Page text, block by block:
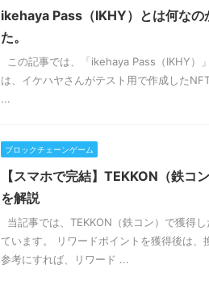
ikehaya Pass（IKHY）とは何なの
た。
この記事では、「ikehaya Pass（IKHY）
は、イケハヤさんがテスト用で作成した
...
ブロックチェーンゲーム
【スマホで完結】TEKKON（鉄コ
を解説
当記事では、TEKKON（鉄コン）で獲得
ています。 リワードポイントを獲得後は
参考にすれば、リワード ...